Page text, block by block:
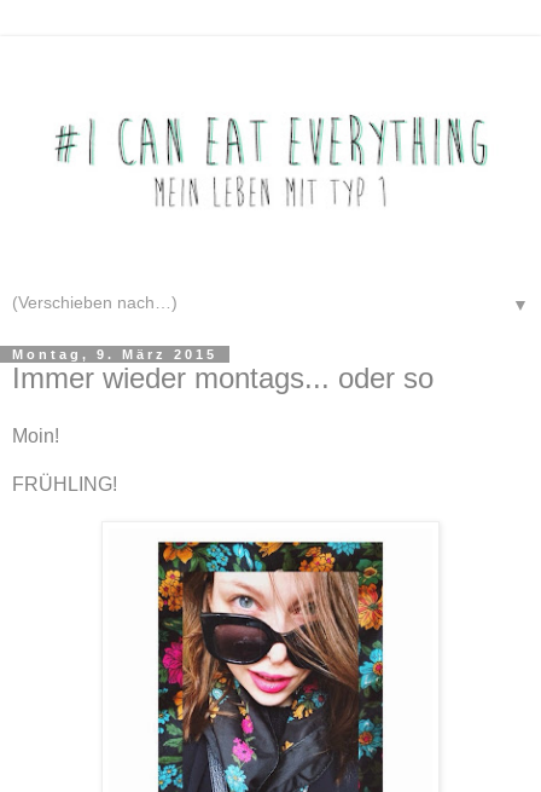
▼
Montag, 9. März 2015
Immer wieder montags... oder so
Moin!
FRÜHLING!